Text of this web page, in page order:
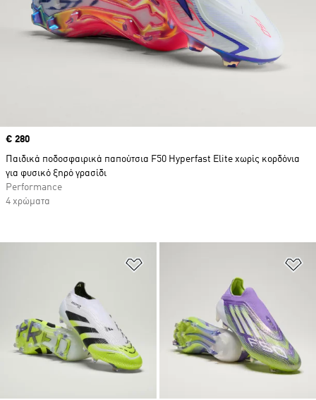
Προσθήκη στη Λίστα Επιθυμιών
Price
€ 280
Παιδικά ποδοσφαιρικά παπούτσια F50 Hyperfast Elite χωρίς κορδόνια
για φυσικό ξηρό γρασίδι
Performance
4 χρώματα